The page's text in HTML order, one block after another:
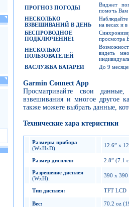
ПРОГНОЗ ПОГОДЫ
Виджет
помочь Вам
НЕСКОЛЬКО
ВЗВЕШИВАНИЙ В ДЕНЬ
Наблюдайте
на весах и
БЕСПРОВОДНОЕ
ПОДКЛЮЧЕНИЕ1
просмотра
НЕСКОЛЬКО
ПОЛЬЗОВАТЕЛЕЙ
видеть
BAСЛУЖБА БАТАРЕИ До 9
Garmin Connect App
Просматривайте свои
взвешивания и многое другое
также можете выбрать данные,
Технические хара ктеристики
Размеры прибора
(WxHxD):
12.6” x
Размер дисплея:
2.8” (7.1
Разрешение дисплея
(WxH):
390 x 390
Тип дисплея: TFT LCD
Вес: 70.2 oz